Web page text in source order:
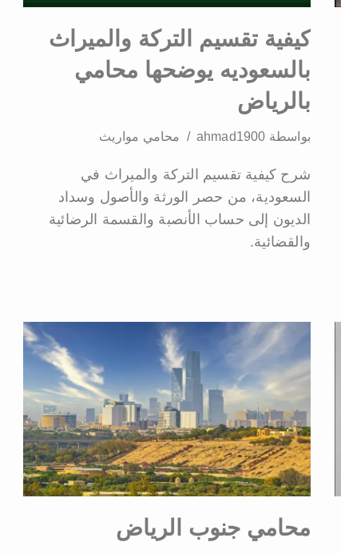
كيفية تقسيم التركة والميراث
بالسعوديه يوضحها محامي
بالرياض
بواسطة ahmad1900 محامي مواريث
شرح كيفية تقسيم التركة والميراث في
السعودية، من حصر الورثة والأصول وسداد
الديون إلى حساب الأنصبة والقسمة الرضائية
والقضائية.
محامي جنوب الرياض